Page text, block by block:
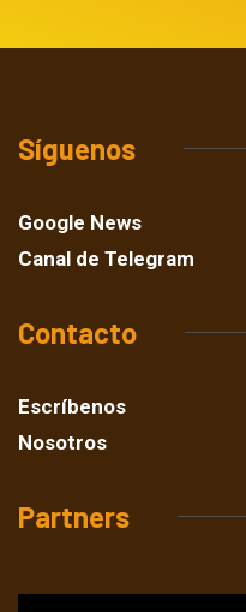
Síguenos
Google News
Canal de Telegram
Contacto
Escríbenos
Nosotros
Partners